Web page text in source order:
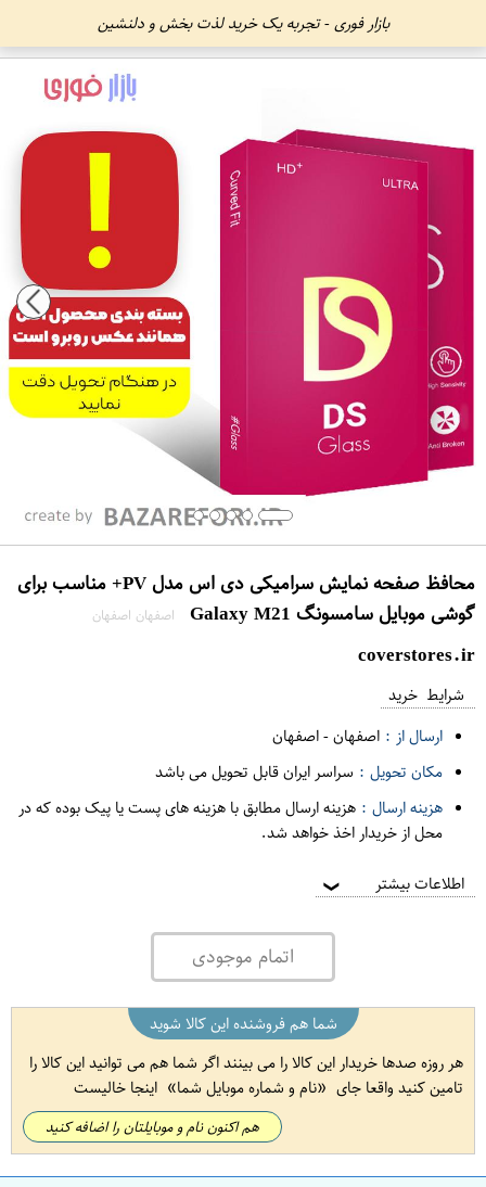
بازار فوری - تجربه یک خرید لذت بخش و دلنشین
محافظ صفحه نمایش سرامیکی دی اس مدل PV+ مناسب برای
گوشی موبایل سامسونگ Galaxy M21
اصفهان اصفهان
coverstores.ir
شرایط خرید
ارسال از : اصفهان-اصفهان
مکان تحویل : سراسر ایران قابل تحویل می باشد
هزینه ارسال : هزینه ارسال مطابق با هزینه های پست یا پیک بوده که در
محل از خریدار اخذ خواهد شد.
اطلاعات بیشتر ❯
اتمام موجودی
شما هم فروشنده این کالا شوید
هر روزه صدها خریدار این کالا را می بینند اگر شما هم می توانید این کالا را
تامین کنید واقعا جای
نام و شماره موبایل شما اینجا خالیست
هم اکنون نام و موبایلتان را اضافه کنید